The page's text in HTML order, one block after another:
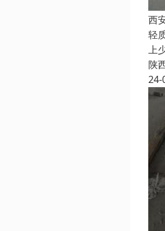
西
轻
上
陕
24-